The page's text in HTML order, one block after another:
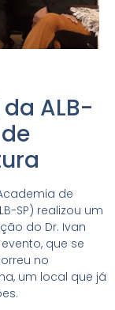
ALB-
de
SP) realizou um
do Dr. Ivan
evento, que se
no
um local que já